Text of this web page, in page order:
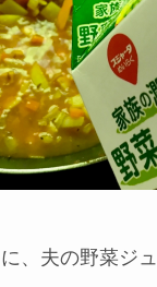
、夫の野菜ジ